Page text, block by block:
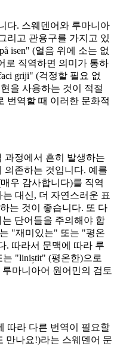
다. 스웨덴어와 루마니아
리고 관용구를 가지고 있
isen" (얼음 위에 소는 없
로 직역하면 의미가 통하
griji" (걱정할 필요 없
을 사용하는 것이 적절
번역할 때 이러한 문화적
과정에서 흔히 발생하는
의존하는 것입니다. 예를
우 감사합니다)를 직역
는 대신, 더 자연스러운 표
는 것이 좋습니다. 또 다
단어들을 주의해야 합
"재미있는" 또는 "평온
. 따라서 문맥에 따라 루
는 "liniștit" (평온한)으로
마니아어 원어민의 검토
따라 다른 번역이 필요할
만나요!)라는 스웨덴어 문